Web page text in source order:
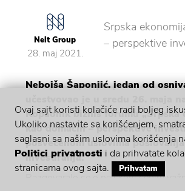
Nelt Group
28. maj 2021.
Srpska
– perspektive
Nebojša Šaponjić, jedan od
Kopaonik biznis forumu „Srpska
kao domaćin – perspektive
posvećenom uslovima
investiranja.
Razgovaralo se o neiskorišćenim
Ovaj sajt koristi kolačiće radi boljeg
Ukoliko nastavite sa korišćenjem,
saglasni sa našim uslovima korišćenja
Politici privatnosti i da prihvatate
stranicama ovog sajta.
Prihvatam